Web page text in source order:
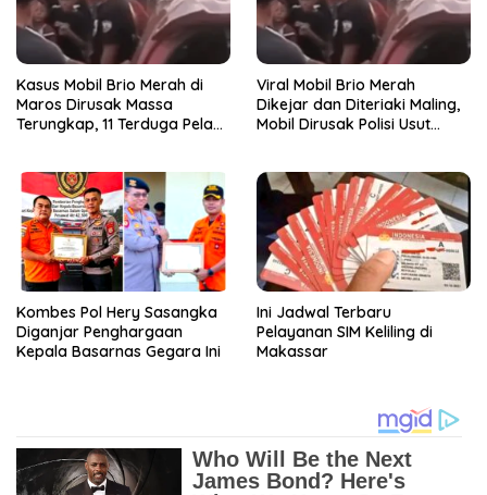
Kasus Mobil Brio Merah di
Maros Dirusak Massa
Terungkap, 11 Terduga Pelaku
Viral Mobil Brio Merah
Dikejar dan Diteriaki Maling,
Mobil Dirusak Polisi Usut
Kombes Pol Hery Sasangka
Diganjar Penghargaan
Kepala Basarnas Gegara Ini
Ini Jadwal Terbaru
Pelayanan SIM Keliling di
Makassar